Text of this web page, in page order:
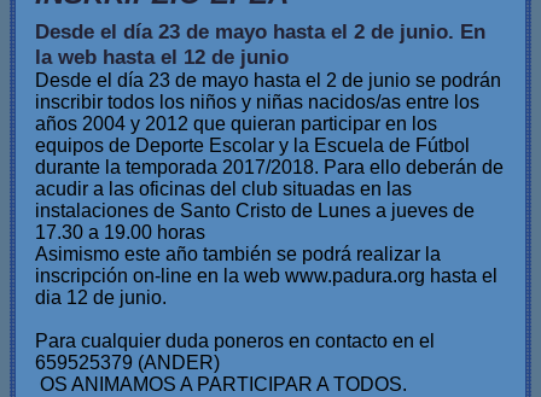
Desde el día 23 de mayo hasta el 2 de junio. En
la web hasta el 12 de junio
Desde el día 23 de mayo hasta el 2 de junio se podrán
inscribir todos los niños y niñas nacidos/as entre los
años 2004 y 2012 que quieran participar en los
equipos de Deporte Escolar y la Escuela de Fútbol
durante la temporada 2017/2018. Para ello deberán de
acudir a las oficinas del club situadas en las
instalaciones de Santo Cristo de Lunes a jueves de
17.30 a 19.00 horas
Asimismo este año también se podrá realizar la
inscripción on-line en la web www.padura.org hasta el
dia 12 de junio.
Para cualquier duda poneros en contacto en el
659525379 (ANDER)
OS ANIMAMOS A PARTICIPAR A TODOS.